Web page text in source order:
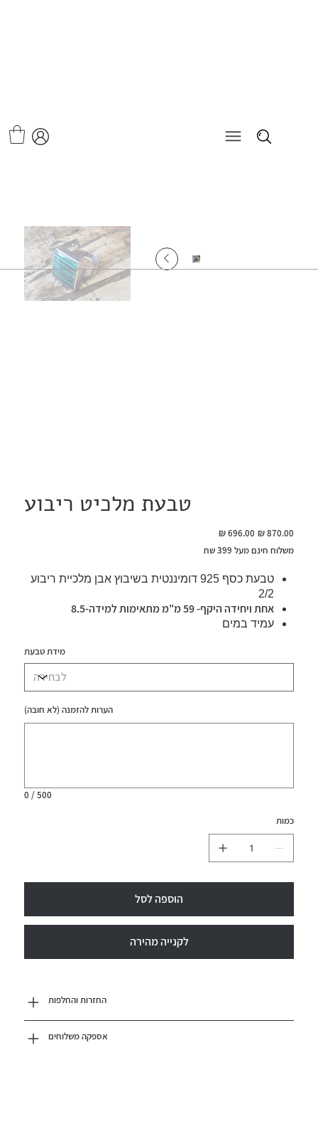
טבעת מלכיט ריבוע
מחיר
מקורי
מחיר
מבצע
משלוח חינם מעל 399 שח
טבעת כסף 925 דומיננטית בשיבוץ אבן מלכיית ריבוע
2/2
אחת ויחידה היקף- 59 מ"מ מתאימות למידה-8.5
עמיד במים
מידת טבעת
הערות להזמנה (לא חובה)
0 / 500
כמות
הוספה לסל
לקנייה מהירה
החזרות והחלפות
אספקה משלוחים